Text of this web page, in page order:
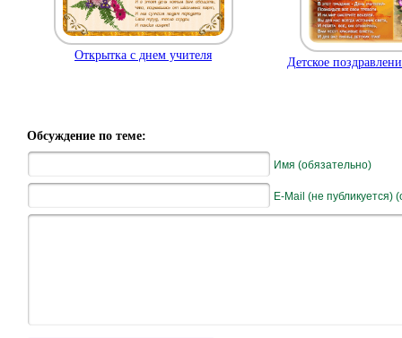
Открытка с днем учителя
Детское
Обсуждение по теме:
Имя (обязательно)
E-Mail (не публикуется)